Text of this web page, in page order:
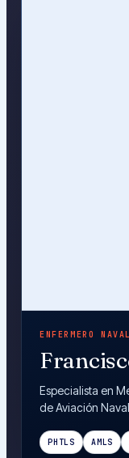
ENFERMERO
Especialista en
de Aviación
PHTLS AMLS